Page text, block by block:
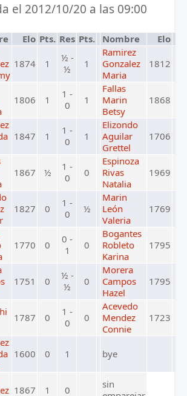
el 2012/10/20 a las 09:00
Elo Pts. Res Pts. Nombre Elo
1874 1
½ -
½
1
Ramirez
Gonzalez
Maria
1812
1806 1
1 -
0
1
Fallas
Marin
Betsy
1868
1847 1
1 -
0
1
Elizondo
Aguilar
Grettel
1706
1867 ½
1 -
0
0
Espinoza
Rivas
Natalia
1969
1827 0
1 -
0
½
Marin
León
Valeria
1769
1770 0
0 -
1
0
Bogantes
Robleto
Karina
1795
1751 0
½ -
½
0
Morera
Campos
Hazel
1795
1787 0
1 -
0
0
Acevedo
Mendez
Connie
1723
1600 0 1 bye
1867 1 0
sin